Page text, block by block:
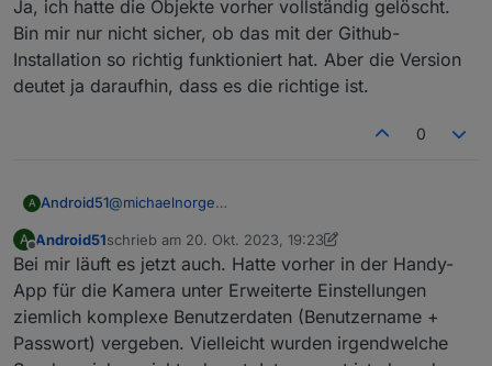
Ja, ich hatte die Objekte vorher vollständig gelöscht.
Bin mir nur nicht sicher, ob das mit der Github-
Installation so richtig funktioniert hat. Aber die Version
deutet ja daraufhin, dass es die richtige ist.
0
A Android51@michaelnorge
Ich bekomme den auch per E-Mail, wenn das
aktiviert ist. Aber den möchte man doch nicht
andauernd neu eingeben müssen.
Ja, ich hatte die Objekte vorher vollständig gelöscht.
Bin mir nur nicht sicher, ob das mit der Github-
Installation so richtig funktioniert hat. Aber die
A
Offline
Android51schrieb am 20. Okt. 2023, 19:23
zuletzt editiert von Android51
Bei mir läuft es jetzt auch. Hatte vorher in der Handy-
App für die Kamera unter Erweiterte Einstellungen
ziemlich komplexe Benutzerdaten (Benutzername +
Passwort) vergeben. Vielleicht wurden irgendwelche